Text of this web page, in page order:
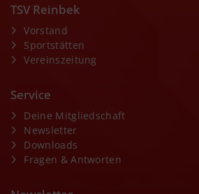
TSV Reinbek
Vorstand
Sportstätten
Vereinszeitung
Service
Deine Mitgliedschaft
Newsletter
Downloads
Fragen & Antworten